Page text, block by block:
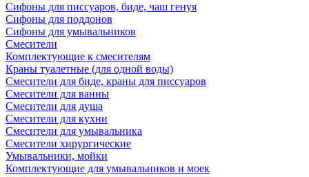
Сифоны для писсуаров, биде, чаш генуя
Сифоны для поддонов
Сифоны для умывальников
Смесители
Комплектующие к смесителям
Краны туалетные (для одной воды)
Смесители для биде, краны для писсуаров
Смесители для ванны
Смесители для душа
Смесители для кухни
Смесители для умывальника
Смесители хирургические
Умывальники, мойки
Комплектующие для умывальников и моек